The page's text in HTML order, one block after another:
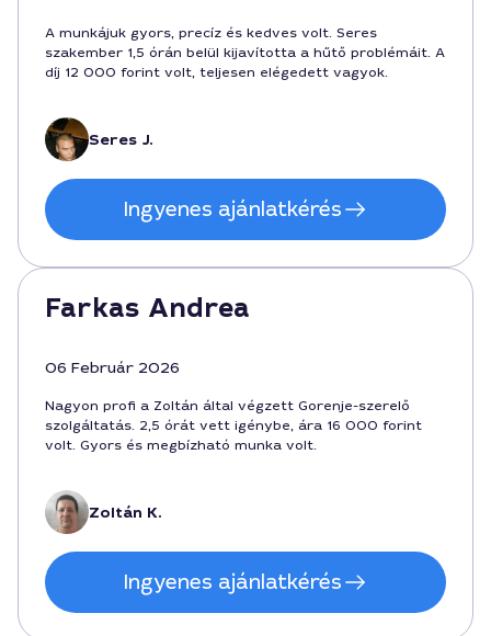
A munkájuk gyors, precíz és kedves volt. Seres
szakember 1,5 órán belül kijavította a hűtő problémáit. A
díj 12 000 forint volt, teljesen elégedett vagyok.
Seres J.
Ingyenes ajánlatkérés
Farkas Andrea
06 Február 2026
Nagyon profi a Zoltán által végzett Gorenje-szerelő
szolgáltatás. 2,5 órát vett igénybe, ára 16 000 forint
volt. Gyors és megbízható munka volt.
Zoltán K.
Ingyenes ajánlatkérés